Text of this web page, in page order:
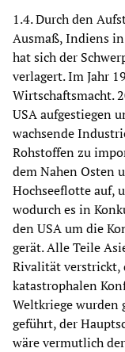
1.4. Durch den
Ausmaß, Indiens
hat sich der
verlagert. Im Jahr
Wirtschaftsmacht.
USA aufgestiegen
wachsende
Rohstoffen zu
dem Nahen Osten
Hochseeflotte auf,
wodurch es in
den USA um die
gerät. Alle Teile
Rivalität verstrickt,
katastrophalen
Weltkriege
geführt, der
wäre vermutlich